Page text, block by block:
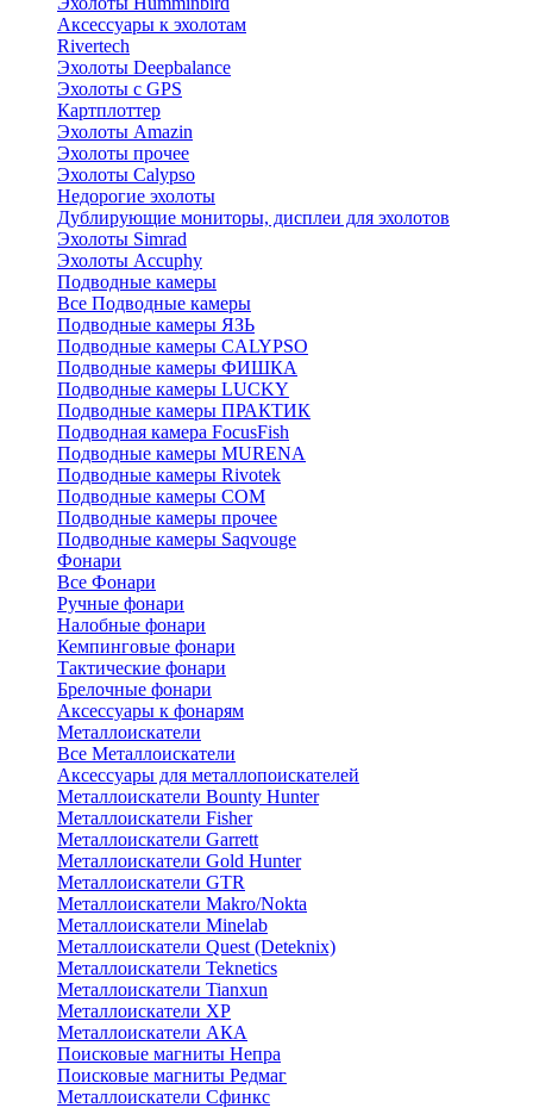
Аксессуары к эхолотам
Rivertech
Эхолоты Deepbalance
Эхолоты с GPS
Картплоттер
Эхолоты Amazin
Эхолоты прочее
Эхолоты Calypso
Недорогие эхолоты
Дублирующие мониторы, дисплеи для эхолотов
Эхолоты Simrad
Эхолоты Accuphy
Подводные камеры
Все Подводные камеры
Подводные камеры ЯЗЬ
Подводные камеры CALYPSO
Подводные камеры ФИШКА
Подводные камеры LUCKY
Подводные камеры ПРАКТИК
Подводная камера FocusFish
Подводные камеры MURENA
Подводные камеры Rivotek
Подводные камеры СОМ
Подводные камеры прочее
Подводные камеры Saqvouge
Фонари
Все Фонари
Ручные фонари
Налобные фонари
Кемпинговые фонари
Тактические фонари
Брелочные фонари
Аксессуары к фонарям
Металлоискатели
Все Металлоискатели
Аксессуары для металлопоискателей
Металлоискатели Bounty Hunter
Металлоискатели Fisher
Металлоискатели Garrett
Металлоискатели Gold Hunter
Металлоискатели GTR
Металлоискатели Makro/Nokta
Металлоискатели Minelab
Металлоискатели Quest (Deteknix)
Металлоискатели Teknetics
Металлоискатели Tianxun
Металлоискатели XP
Металлоискатели АКА
Поисковые магниты Непра
Поисковые магниты Редмаг
Металлоискатели Сфинкс